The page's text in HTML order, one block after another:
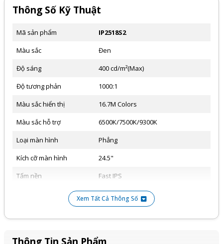
Thông Tin Sản Phẩm
Thông Số Kỹ Thuật
Mã sản phẩm
IP2518S2
Màu sắc
Đen
Độ sáng
400 cd/m²(Max)
Độ tương phản
1000:1
Màu sắc hiển thị
16.7M Colors
Màu sắc hỗ trợ
6500K/7500K/9300K
Loại màn hình
Phẳng
Kích cỡ màn hình
24.5"
Tấm nền
Fast IPS
178°/178° (H/V)
Speaker 4Ω/3W x 2
Xem Tất Cả Thông Số